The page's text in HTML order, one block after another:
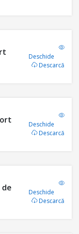
Deschide
Descarcă
Deschide
Descarcă
de
Deschide
Descarcă